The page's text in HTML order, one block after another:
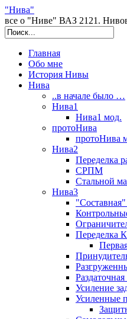
"Нива"
все о "Ниве" ВАЗ 2121.
Главная
Обо мне
История Нивы
Нива
..в начале было …
Нива1
Нива1 мод.
протоНива
протоНива
Нива2
Переделка
СРПМ
Стальной
Нива3
Переделка
Усиление
Усиленные